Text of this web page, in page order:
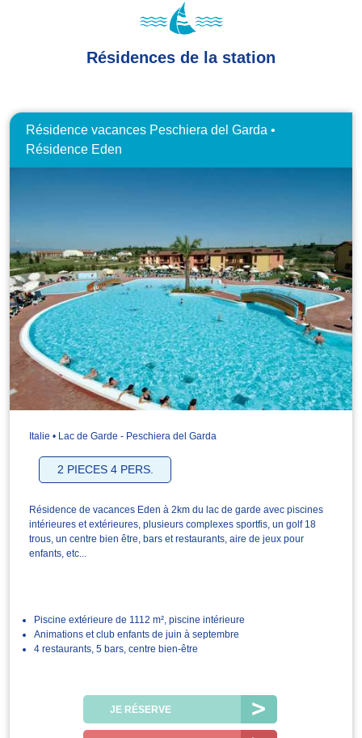
Résidences de la station
Résidence vacances Peschiera del Garda •
Résidence Eden
Italie • Lac de Garde - Peschiera del Garda
2 PIECES 4 PERS.
Résidence de vacances Eden à 2km du lac de garde avec piscines
intérieures et extérieures, plusieurs complexes sportfis, un golf 18
trous, un centre bien être, bars et restaurants, aire de jeux pour
enfants, etc...
Piscine extérieure de 1112 m², piscine intérieure
Animations et club enfants de juin à septembre
4 restaurants, 5 bars, centre bien-être
JE RÉSERVE